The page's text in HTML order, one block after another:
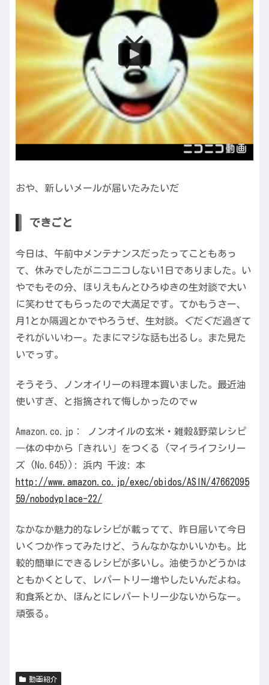
おや、新しいメールが届いたみたいだ
できごと
今日は、午前中メンテナンスだったってこともあっ
て、休みでしたがニコニコしない1日でありました。い
やでもその分、ほりえもんとひろゆきの生対談で大い
に笑わせてもらったので大満足です。てかもうさー、
月1とか隔週とかでやろうぜ、生対談。ぐだぐだ過ぎて
それがいいわー。たまにマジな話も出るし。また見た
いでっす。
そうそう、ノンオイリーの料理本買いました。最近油
使いすぎ、と指摘されて悔しかったのでｗ
Amazon.co.jp： ノンオイルの玄米・雑穀&野菜レシピ
―体の中から「きれい」をつくる (マイライフシリー
ズ (No.645)): 浜内 千波: 本
http://www.amazon.co.jp/exec/obidos/ASIN/47662095
59/nobodyplace-22/
なかなか魅力的なレシピが載ってて、昨日届いて今日
いくつか作ってみたけど、うんなかなかいいかも。比
較的簡単にできるレシピが多いし。油使うかどうかは
ともかくとして、レパートリー増やしたいんだよね。
和食系とか、ほんとにレパートリー少ないからなー。
頑張る。
動画紹介